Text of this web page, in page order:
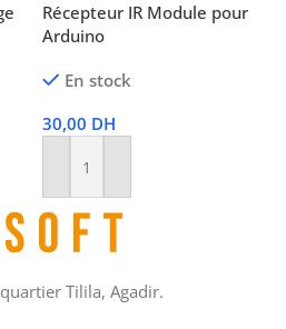
Récepteur IR Module pour
Arduino
En stock
30,00 DH
Ajouter Au Panier
Tilila, Agadir.